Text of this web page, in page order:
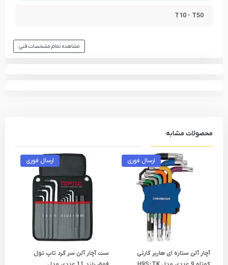
T10 - T50
مشاهده تمام مشخصات فنی
محصولات مشابه
ارسال فوری
آچار آلن ستاره ای هاربر کارتی
ارسال فوری
ست آچار آلن سر گرد تاپ تول